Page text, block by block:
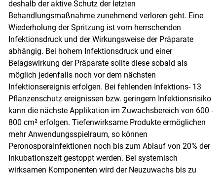
deshalb der aktive Schutz der letzten
Behandlungsmaßnahme zunehmend verloren geht. Eine
Wiederholung der Spritzung ist vom herrschenden
Infektionsdruck und der Wirkungsweise der Präparate
abhängig. Bei hohem Infektionsdruck und einer
Belagswirkung der Präparate sollte diese sobald als
möglich jedenfalls noch vor dem nächsten
Infektionsereignis erfolgen. Bei fehlenden Infektions- 13
Pflanzenschutz ereignissen bzw. geringem Infektionsrisiko
kann die nächste Applikation im Zuwachsbereich von 600 -
800 cm² erfolgen. Tiefenwirksame Produkte ermöglichen
mehr Anwendungsspielraum, so können
PeronosporaInfektionen noch bis zum Ablauf von 20% der
Inkubationszeit gestoppt werden. Bei systemisch
wirksamen Komponenten wird der Neuzuwachs bis zu